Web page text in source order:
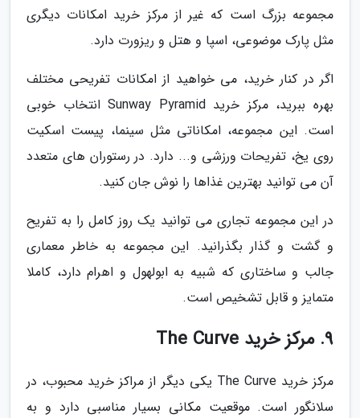
مجموعه بزرگ است که غیر از مرکز خرید امکانات دیگری
مثل پارک موضوعی، اسپا و هتل و ریزورت دارد.
اگر در کنار خرید، می خواهید از امکانات تفریحی مختلف
بهره ببرید، مرکز خرید Sunway Pyramid انتخاب خوبی
است. این مجموعه، امکاناتی مثل سینما، پیست اسکیت
روی یخ، تفریحات ورزشی و... دارد. در رستوران های متعدد
آن می توانید بهترین غذاها را نوش جان کنید.
در این مجموعه تجاری می توانید یک روز کامل را به تفریح
و گشت و گذار بگذرانید. این مجموعه به خاطر معماری
جالب و ساختاری که شبیه به ابولهول و اهرام دارد، کاملا
متمایز و قابل تشخیص است.
9. مرکز خرید The Curve
مرکز خرید The Curve یکی دیگر از مراکز خرید محبوب، در
سلانگور است. موقعیت مکانی بسیار مناسبی دارد و به